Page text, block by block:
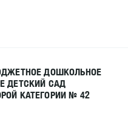
ДОШКОЛЬНОЕ
ДЕТСКИЙ САД
КАТЕГОРИИ № 42